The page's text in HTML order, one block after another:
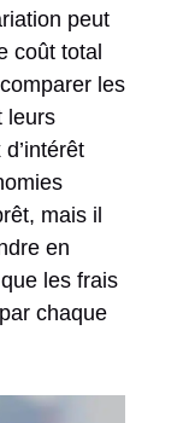
peut
coût total
les
leurs
mais il
en
les frais
chaque